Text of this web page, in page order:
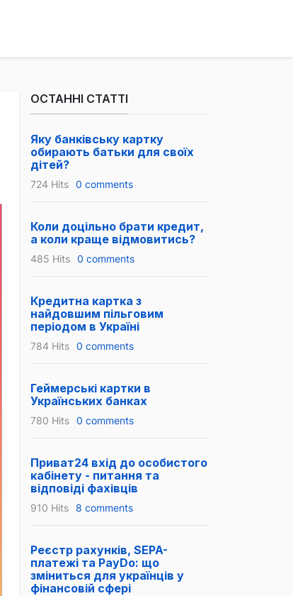
ОСТАННІ СТАТТІ
Яку банківську картку
обирають батьки для своїх
дітей?
724 Hits 0 comments
Коли доцільно брати кредит,
а коли краще відмовитись?
485 Hits 0 comments
Кредитна картка з
найдовшим пільговим
періодом в Україні
784 Hits 0 comments
Геймерські картки в
Українських банках
780 Hits 0 comments
Приват24 вхід до особистого
кабінету - питання та
відповіді фахівців
910 Hits 8 comments
Реєстр рахунків, SEPA-
платежі та PayDo: що
зміниться для українців у
фінансовій сфері